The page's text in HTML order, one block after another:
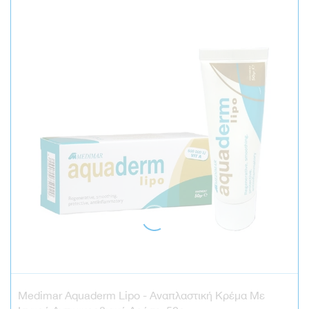
Medimar Aquaderm Lipo - Αναπλαστική Κρέμα Με